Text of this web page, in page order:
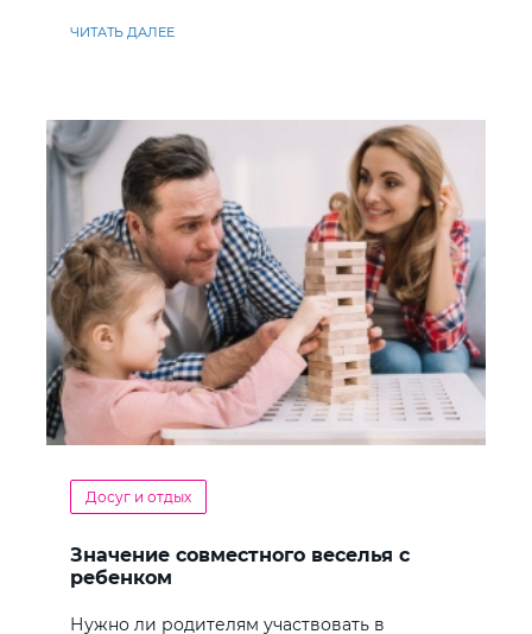
ЧИТАТЬ ДАЛЕЕ
Досуг и отдых
Значение совместного веселья с
ребенком
Нужно ли родителям участвовать в